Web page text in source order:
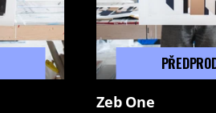
Zeb One